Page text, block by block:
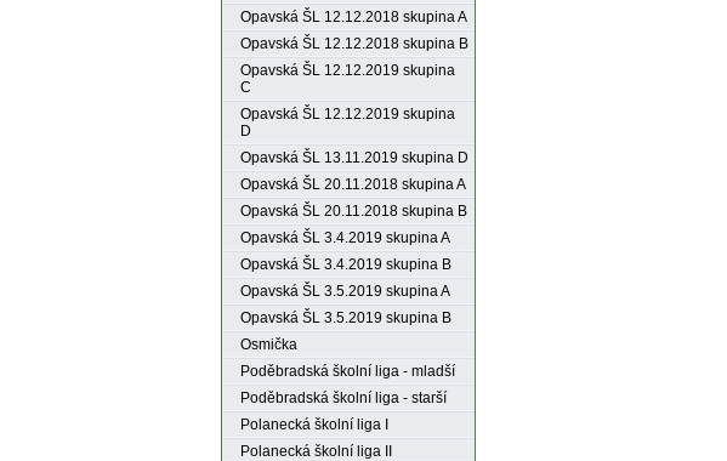
Opavská ŠL 12.12.2018 skupina A
Opavská ŠL 12.12.2018 skupina B
Opavská ŠL 12.12.2019 skupina
C
Opavská ŠL 12.12.2019 skupina
D
Opavská ŠL 13.11.2019 skupina D
Opavská ŠL 20.11.2018 skupina A
Opavská ŠL 20.11.2018 skupina B
Opavská ŠL 3.4.2019 skupina A
Opavská ŠL 3.4.2019 skupina B
Opavská ŠL 3.5.2019 skupina A
Opavská ŠL 3.5.2019 skupina B
Osmička
Poděbradská školní liga - mladší
Poděbradská školní liga - starší
Polanecká školní liga I
Polanecká školní liga II